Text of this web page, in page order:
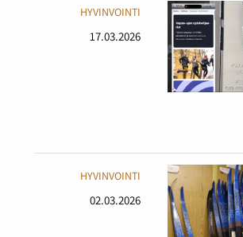
HYVINVOINTI
17.03.2026
HYVINVOINTI
02.03.2026